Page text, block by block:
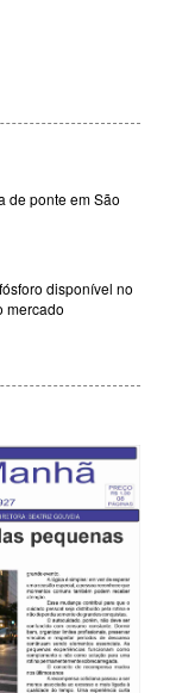
de ponte em São
disponível no
mercado